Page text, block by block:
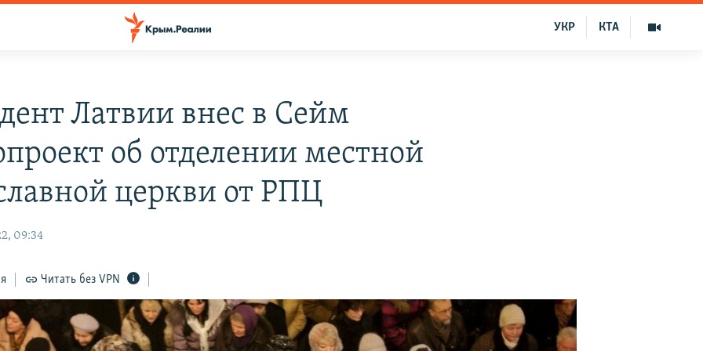
КТА
УКР
Латвии внес в Сейм
об отделении местной
церкви от РПЦ
09:34
Читать без VPN